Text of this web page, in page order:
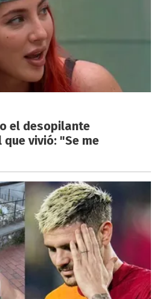
el desopilante
vivió: "Se me